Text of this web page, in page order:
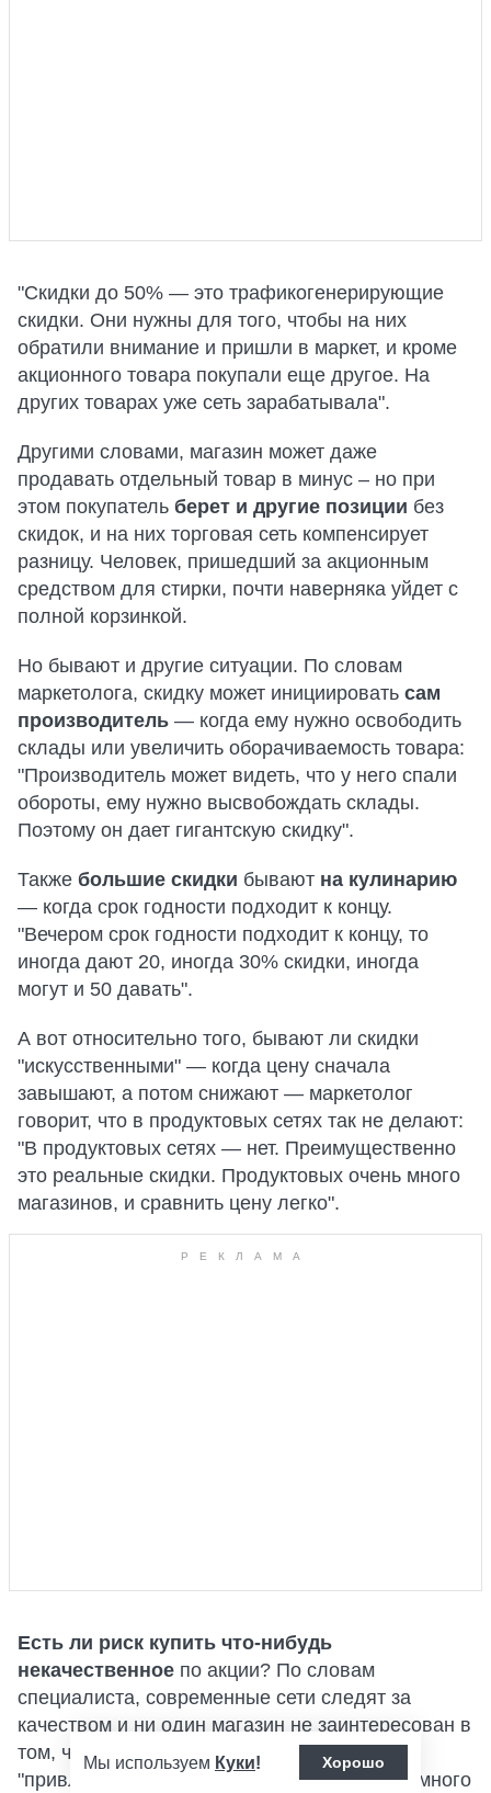
Мы используем Куки! Хорошо
"Скидки до 50% — это трафикогенерирующие
скидки. Они нужны для того, чтобы на них
обратили внимание и пришли в маркет, и кроме
акционного товара покупали еще другое. На
других товарах уже сеть зарабатывала".
Другими словами, магазин может даже
продавать отдельный товар в минус – но при
этом покупатель берет и другие позиции без
скидок, и на них торговая сеть компенсирует
разницу. Человек, пришедший за акционным
средством для стирки, почти наверняка уйдет с
полной корзинкой.
Но бывают и другие ситуации. По словам
маркетолога, скидку может инициировать сам
производитель — когда ему нужно освободить
склады или увеличить оборачиваемость товара:
"Производитель может видеть, что у него спали
обороты, ему нужно высвобождать склады.
Поэтому он дает гигантскую скидку".
Также большие скидки бывают на кулинарию
— когда срок годности подходит к концу.
"Вечером срок годности подходит к концу, то
иногда дают 20, иногда 30% скидки, иногда
могут и 50 давать".
А вот относительно того, бывают ли скидки
"искусственными" — когда цену сначала
завышают, а потом снижают — маркетолог
говорит, что в продуктовых сетях так не делают:
"В продуктовых сетях — нет. Преимущественно
это реальные скидки. Продуктовых очень много
магазинов, и сравнить цену легко".
Есть ли риск купить что-нибудь
некачественное по акции? По словам
специалиста, современные сети следят за
качеством и ни один магазин не заинтересован в
том, чтобы отравить покупателя — ведь
"привлечение нового клиента обходится намного